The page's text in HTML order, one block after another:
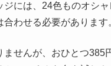
には、24色ものオシャ
わせる必要があります
せんが、おひとつ385